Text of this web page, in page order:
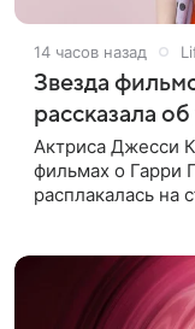
14 часов назад
Звезда
рассказала
Актриса Джесси
фильмах о Гарри
расплакалась на